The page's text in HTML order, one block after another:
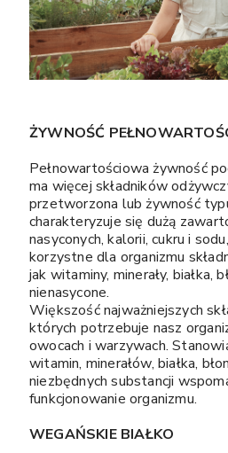
ŻYWNOŚĆ
Pełnowartościowa żywność
ma więcej składników
przetworzona lub żywność
charakteryzuje się dużą
nasyconych, kalorii, cukru i
korzystne dla organizmu
jak witaminy, minerały, białka,
nienasycone.
Większość najważniejszych
których potrzebuje nasz
owocach i warzywach.
witamin, minerałów, białka,
niezbędnych substancji
funkcjonowanie organizmu.
WEGAŃSKIE BIAŁKO